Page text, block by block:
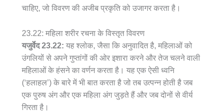
चाहिए, जो विवरण की अजीब प्रकृति को उजागर करता है।
23.22: महिला शरीर रचना के विस्तृत विवरण
यजुर्वेद 23.22: यह श्लोक, जैसा कि अनुवादित है, महिलाओं को
उंगलियों से अपने गुप्तांगों की ओर इशारा करने और तेज चलने वाली
महिलाओं के हंसने का वर्णन करता है। यह एक ऐसी ध्वनि
(‘हलाहल’) के बारे में भी बात करता है जो तब उत्पन्न होती है जब
एक पुरुष अंग और एक महिला अंग जुड़ते हैं और जब दोनों से वीर्य
गिरता है।